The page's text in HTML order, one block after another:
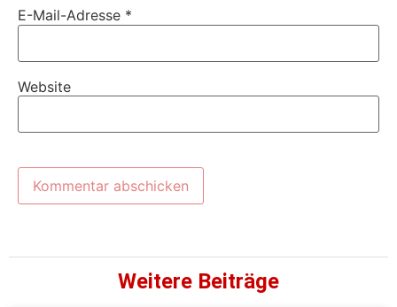
E-Mail-Adresse *
Website
Weitere Beiträge